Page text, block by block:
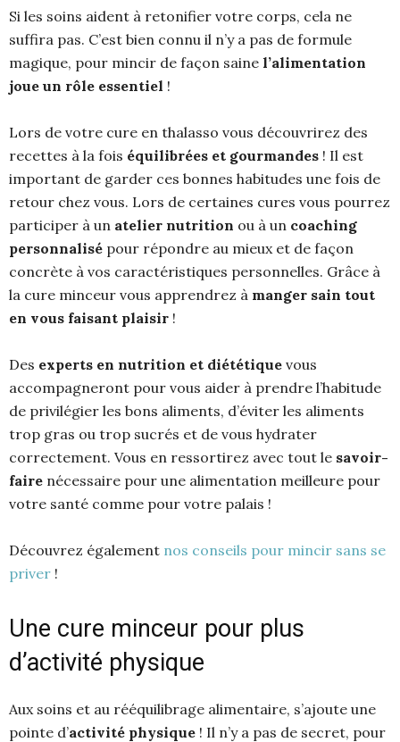
Si les soins aident à retonifier votre corps, cela ne
suffira pas. C’est bien connu il n’y a pas de formule
magique, pour mincir de façon saine l’alimentation
joue un rôle essentiel !
Lors de votre cure en thalasso vous découvrirez des
recettes à la fois équilibrées et gourmandes ! Il est
important de garder ces bonnes habitudes une fois de
retour chez vous. Lors de certaines cures vous pourrez
participer à un atelier nutrition ou à un coaching
personnalisé pour répondre au mieux et de façon
concrète à vos caractéristiques personnelles. Grâce à
la cure minceur vous apprendrez à manger sain tout
en vous faisant plaisir !
Des experts en nutrition et diététique vous
accompagneront pour vous aider à prendre l’habitude
de privilégier les bons aliments, d’éviter les aliments
trop gras ou trop sucrés et de vous hydrater
correctement. Vous en ressortirez avec tout le savoir-
faire nécessaire pour une alimentation meilleure pour
votre santé comme pour votre palais !
Découvrez également nos conseils pour mincir sans se
priver !
Une cure minceur pour plus
d’activité physique
Aux soins et au rééquilibrage alimentaire, s’ajoute une
pointe d’activité physique ! Il n’y a pas de secret, pour